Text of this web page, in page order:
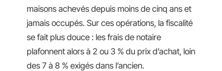
maisons achevés depuis moins de cinq ans et
jamais occupés. Sur ces opérations, la fiscalité
se fait plus douce : les frais de notaire
plafonnent alors à 2 ou 3 % du prix d’achat, loin
des 7 à 8 % exigés dans l’ancien.